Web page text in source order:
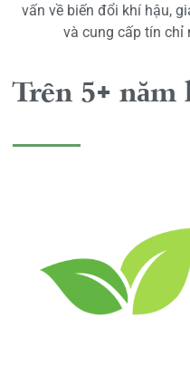
vấn về biến đổi khí hậu,
và cung cấp tín chỉ
Trên 5+